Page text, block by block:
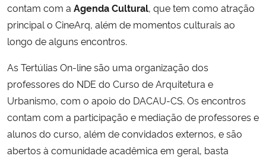
Controladoria-Geral da União
Ministério da Mulher, da Família e dos Direitos Humanos
Secretaria-Geral
Secretaria de Governo
contam com a Agenda Cultural, que tem como atração
principal o CineArq, além de momentos culturais ao
longo de alguns encontros.
As Tertúlias On-line são uma organização dos
professores do NDE do Curso de Arquitetura e
Urbanismo, com o apoio do DACAU-CS. Os encontros
contam com a participação e mediação de professores e
alunos do curso, além de convidados externos, e são
abertos à comunidade acadêmica em geral, basta